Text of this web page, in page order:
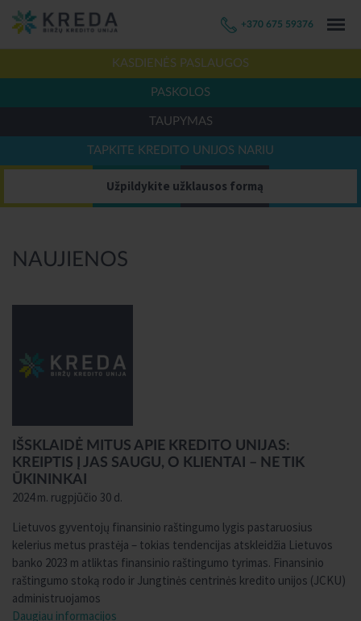
+370 675 59376
KASDIENĖS PASLAUGOS
PASKOLOS
TAUPYMAS
TAPKITE KREDITO UNIJOS NARIU
Užpildykite užklausos formą
NAUJIENOS
IŠSKLAIDĖ MITUS APIE KREDITO UNIJAS:
KREIPTIS Į JAS SAUGU, O KLIENTAI – NE TIK
ŪKININKAI
2024 m. rugpjūčio 30 d.
Lietuvos gyventojų finansinio raštingumo lygis pastaruosius
kelerius metus prastėja – tokias tendencijas atskleidžia Lietuvos
banko 2023 m atliktas finansinio raštingumo tyrimas. Finansinio
raštingumo stoką rodo ir Jungtinės centrinės kredito unijos (JCKU)
administruojamos
Daugiau informacijos